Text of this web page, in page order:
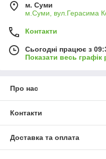
м. Суми
м.Суми, вул.Герасима
Контакти
Сьогодні працює з
Показати весь графік
Про нас
Контакти
Доставка та оплата